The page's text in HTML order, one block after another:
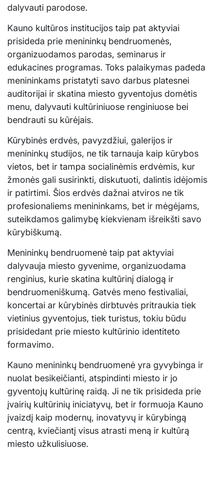
dalyvauti parodose.
Kauno kultūros institucijos taip pat aktyviai
prisideda prie menininkų bendruomenės,
organizuodamos parodas, seminarus ir
edukacines programas. Toks palaikymas padeda
menininkams pristatyti savo darbus platesnei
auditorijai ir skatina miesto gyventojus domėtis
menu, dalyvauti kultūriniuose renginiuose bei
bendrauti su kūrėjais.
Kūrybinės erdvės, pavyzdžiui, galerijos ir
menininkų studijos, ne tik tarnauja kaip kūrybos
vietos, bet ir tampa socialinėmis erdvėmis, kur
žmonės gali susirinkti, diskutuoti, dalintis idėjomis
ir patirtimi. Šios erdvės dažnai atviros ne tik
profesionaliems menininkams, bet ir mėgėjams,
suteikdamos galimybę kiekvienam išreikšti savo
kūrybiškumą.
Menininkų bendruomenė taip pat aktyviai
dalyvauja miesto gyvenime, organizuodama
renginius, kurie skatina kultūrinį dialogą ir
bendruomeniškumą. Gatvės meno festivaliai,
koncertai ar kūrybinės dirbtuvės pritraukia tiek
vietinius gyventojus, tiek turistus, tokiu būdu
prisidedant prie miesto kultūrinio identiteto
formavimo.
Kauno menininkų bendruomenė yra gyvybinga ir
nuolat besikeičianti, atspindinti miesto ir jo
gyventojų kultūrinę raidą. Ji ne tik prisideda prie
įvairių kultūrinių iniciatyvų, bet ir formuoja Kauno
įvaizdį kaip modernų, inovatyvų ir kūrybingą
centrą, kviečiantį visus atrasti meną ir kultūrą
miesto užkulisiuose.